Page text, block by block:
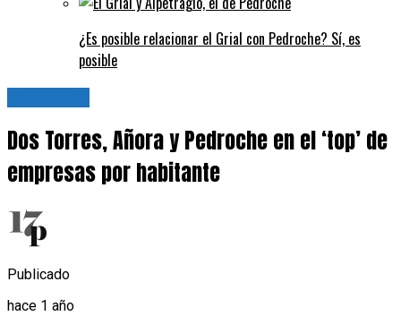
¿Es posible relacionar el Grial con Pedroche? Sí, es
posible
Dos Torres, Añora y Pedroche en el ‘top’ de
empresas por habitante
Publicado
hace 1 año